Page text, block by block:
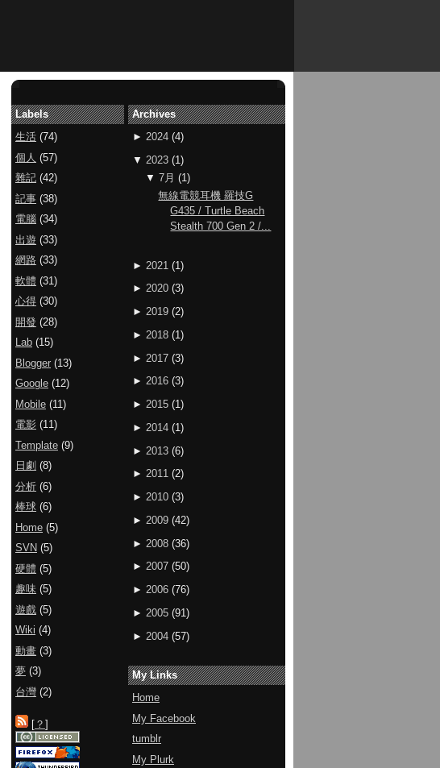
Archives
► 2024 (4)
▼ 2023 (1 )
▼ 7月 (1)
無線電競耳機 羅技G
G435 / Turtle Beach
Stealth 700 Gen 2 /...
► 2021 (1)
► 2020 (3)
► 2019 (2)
► 2018 (1 )
► 2017 (3)
► 2016 (3)
► 2015 (1)
► 2014 (1 )
► 2013 (6)
► 2011 (2)
► 2010 (3)
► 2009 (42)
► 2008 (36)
► 2007 (50)
► 2006 (76)
► 2005 (91 )
► 2004 (57)
My Links
Home
My Facebook
tumblr
My Plurk
Labels
生活 (74)
個人 (57)
雜記 (42)
記事 (38)
電腦 (34)
出遊 (33)
網路 (33)
軟體 (31)
心得 (30)
開發 (28)
Lab (15)
Blogger (13)
Google (12)
Mobile (11)
電影 (11)
Template (9)
日劇 (8)
分析 (6)
棒球 (6)
Home (5)
SVN (5)
硬體 (5)
趣味 (5)
遊戲 (5)
Wiki (4)
動畫 (3)
夢 (3)
台灣 (2)
[ ？ ]